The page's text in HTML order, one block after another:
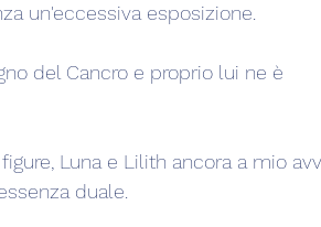
un'eccessiva esposizione.
del Cancro e proprio lui ne è
Luna e Lilith ancora a mio
duale.